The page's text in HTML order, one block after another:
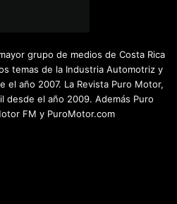
grupo de medios de Costa Rica
temas de la Industria Automotriz y
el año 2007. La Revista Puro Motor,
desde el año 2009. Además Puro
FM y PuroMotor.com